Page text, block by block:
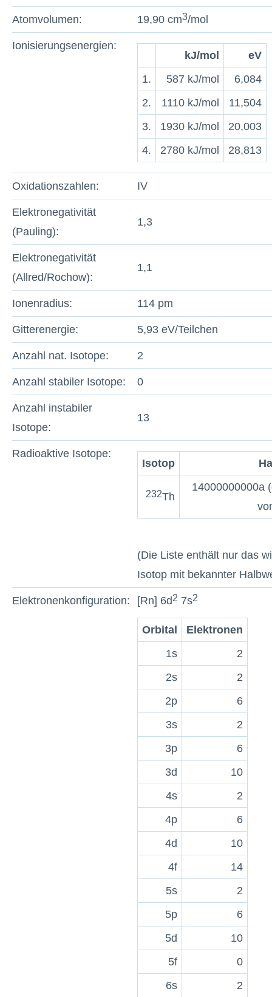
Atomvolumen: 19,90 cm3/mol
Ionisierungsenergien:
kJ/mol
eV
1.
587 kJ/mol
6,084
2.
1110 kJ/mol
11,504
3.
1930 kJ/mol
20,003
4.
2780 kJ/mol 28,813
Oxidationszahlen: IV
Elektronegativität
(Pauling):
1,3
Elektronegativität
(Allred/Rochow):
1,1
Ionenradius: 114 pm
Gitterenergie: 5,93 eV/Teilchen
Anzahl nat. Isotope: 2
Anzahl stabiler Isotope: 0
Anzahl instabiler
Isotope:
13
Radioaktive Isotope:
Isotop
232Th
14000000000a
(Die Liste enthält nur das
Isotop mit bekannter
Elektronenkonfiguration: [Rn] 6d2 7s2
Orbital
Elektronen
1s
2
2s
2
2p
6
3s
2
3p
6
3d
10
4s
2
4p
6
4d
10
4f
14
5s
2
5p
6
5d
10
5f
0
6s
2